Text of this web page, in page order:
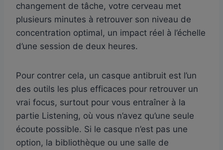
changement de tâche, votre cerveau met
plusieurs minutes à retrouver son niveau de
concentration optimal, un impact réel à l’échelle
d’une session de deux heures.
Pour contrer cela, un casque antibruit est l’un
des outils les plus efficaces pour retrouver un
vrai focus, surtout pour vous entraîner à la
partie Listening, où vous n’avez qu’une seule
écoute possible. Si le casque n’est pas une
option, la bibliothèque ou une salle de